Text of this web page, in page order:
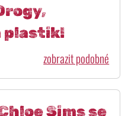
plastik!
zobrazit podobné
Sims se